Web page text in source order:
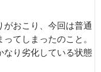
がおこり、今回は普通
てしまったのこと。
なり劣化している状態